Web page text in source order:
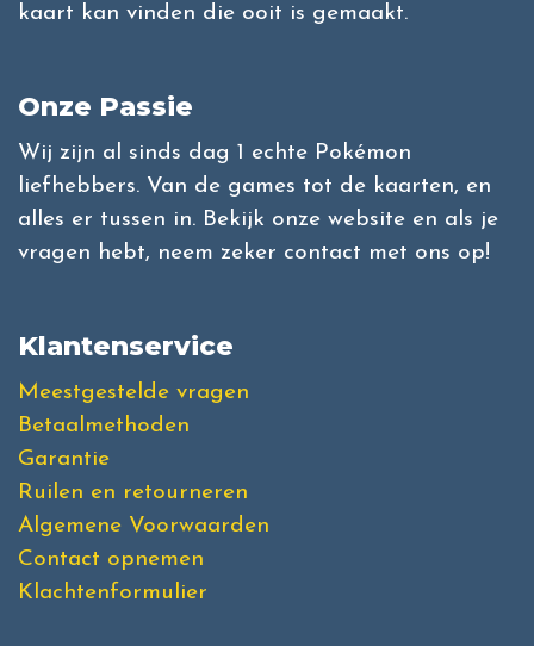
kaart kan vinden die ooit is gemaakt.
Onze Passie
Wij zijn al sinds dag 1 echte Pokémon
liefhebbers. Van de games tot de kaarten, en
alles er tussen in. Bekijk onze website en als je
vragen hebt, neem zeker contact met ons op!
Klantenservice
Meestgestelde vragen
Betaalmethoden
Garantie
Ruilen en retourneren
Algemene Voorwaarden
Contact opnemen
Klachtenformulier